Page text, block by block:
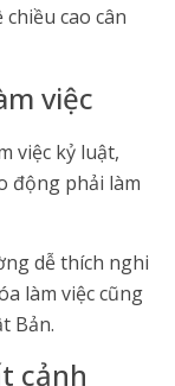
cao cân
việc
việc kỷ luật,
động phải làm
dễ thích nghi
làm việc cũng
Bản.
cảnh